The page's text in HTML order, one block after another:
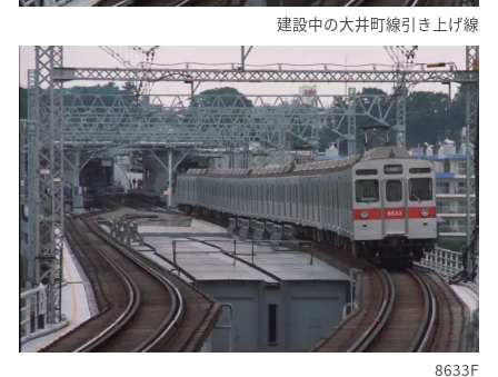
建設中の大井町線引き上げ線
8633F